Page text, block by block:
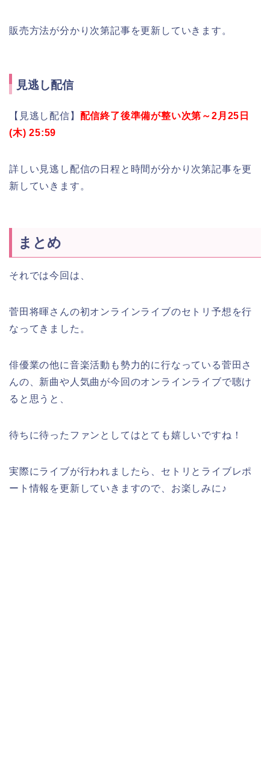
販売方法が分かり次第記事を更新していきます。
見逃し配信
【見逃し配信】 配信終了後準備が整い次第～2月25日
(木) 25:59
詳しい見逃し配信の日程と時間が分かり次第記事を更
新していきます。
まとめ
それでは今回は、
菅田将暉さんの初オンラインライブのセトリ予想を行
なってきました。
俳優業の他に音楽活動も勢力的に行なっている菅田さ
んの、新曲や人気曲が今回のオンラインライブで聴け
ると思うと、
待ちに待ったファンとしてはとても嬉しいですね！
実際にライブが行われましたら、セトリとライブレポ
ート情報を更新していきますので、お楽しみに♪